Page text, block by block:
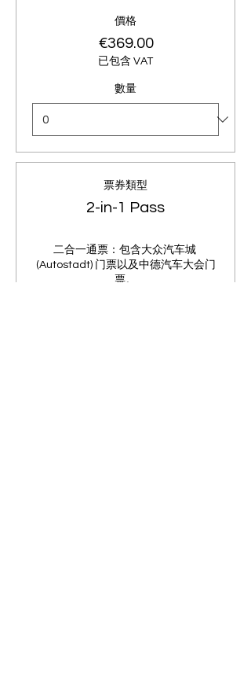
價格
€369.00
已包含 VAT
數量
票券類型
2-in-1 Pass
二合一通票：包含大众汽车城
(Autostadt) 门票以及中德汽车大会门
票。